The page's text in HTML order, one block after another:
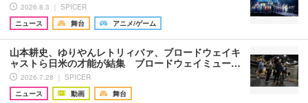
2026.8.3 ｜ SPICER
ニュース
舞台 アニメ/ゲーム
山本耕史、ゆりやんレトリィバァ、ブロードウェイキ
ャストら日米の才能が結集 ブロードウェイミュー…
2026.7.28 ｜ SPICER
ニュース
動画 舞台